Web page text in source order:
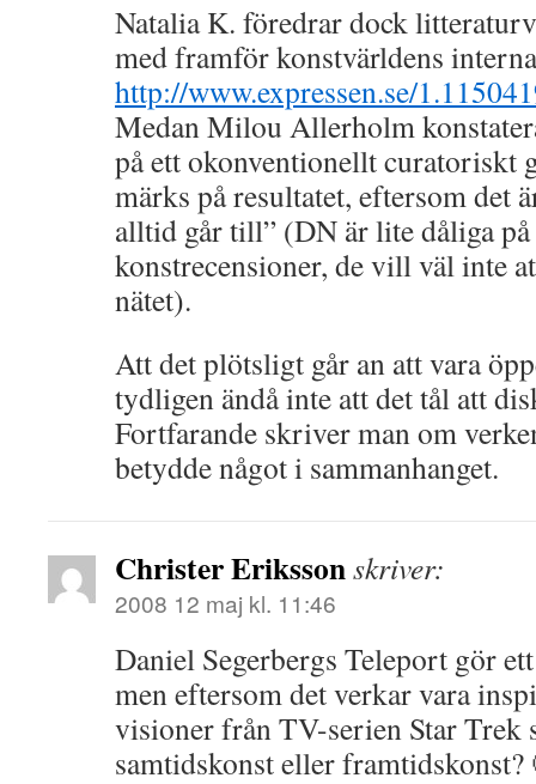
Natalia K. föredrar dock
med framför konstvärldens
http://www.expressen.se/
Medan Milou Allerholm
på ett okonventionellt curatoriskt
märks på resultatet, eftersom det
alltid går till” (DN är lite dåliga
konstrecensioner, de vill väl inte
nätet).
Att det plötsligt går an att vara
tydligen ändå inte att det tål att
Fortfarande skriver man om
betydde något i sammanhanget.
Christer Erikssonskriver:
2008 12 maj kl. 11:46
Daniel Segerbergs Teleport gör
men eftersom det verkar vara
visioner från TV-serien Star Trek
samtidskonst eller framtidskonst?